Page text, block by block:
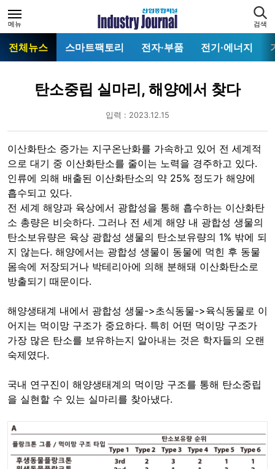
메뉴 검색
전체뉴스 스마트팩토리 전자·부품 전기·에너지
탄소중립 실마리, 해양에서 찾다
입력 : 2023.12.15
이산화탄소 증가는 지구온난화를 가속하고 있어 전 세계적
으로 대기 중 이산화탄소를 줄이는 노력을 경주하고 있다.
인류에 의해 배출된 이산화탄소의 약 25% 정도가 해양에
흡수되고 있다.
전 세계 해양과 육상에서 광합성을 통해 흡수하는 이산화탄
소 총량은 비슷하다. 그러나 전 세계 해양 내 광합성 생물의
탄소보유량은 육상 광합성 생물의 탄소보유량의 1% 밖에 되
지 않는다. 해양에서는 광합성 생물이 동물에 먹힌 후 동물
몸속에 저장되거나 박테리아에 의해 분해돼 이산화탄소로
방출되기 때문이다.
해양생태계 내에서 광합성 생물->초식동물->육식동물로 이
어지는 먹이망 구조가 중요하다. 특히 어떤 먹이망 구조가
가장 많은 탄소를 보유하는지 알아내는 것은 학자들의 오랜
숙제였다.
국내 연구진이 해양생태계의 먹이망 구조를 통해 탄소중립
을 실현할 수 있는 실마리를 찾아냈다.